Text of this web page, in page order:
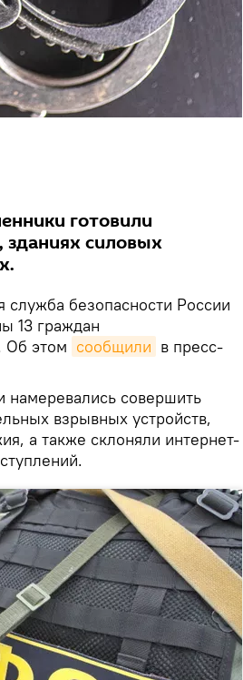
готовили
зданиях силовых
служба безопасности России
13 граждан
Об этом сообщили в пресс-
совершить
взрывных устройств,
а также склоняли интернет-